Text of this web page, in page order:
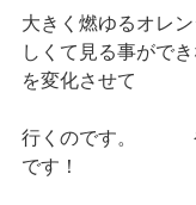
大きく燃ゆるオレ
しくて見る事がで
を変化させて
行くのです。　　
です！